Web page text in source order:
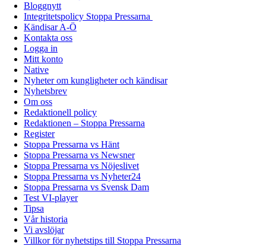
Bloggnytt
Integritetspolicy Stoppa Pressarna
Kändisar A-Ö
Kontakta oss
Logga in
Mitt konto
Native
Nyheter om kungligheter och kändisar
Nyhetsbrev
Om oss
Redaktionell policy
Redaktionen – Stoppa Pressarna
Register
Stoppa Pressarna vs Hänt
Stoppa Pressarna vs Newsner
Stoppa Pressarna vs Nöjeslivet
Stoppa Pressarna vs Nyheter24
Stoppa Pressarna vs Svensk Dam
Test VI-player
Tipsa
Vår historia
Vi avslöjar
Villkor för nyhetstips till Stoppa Pressarna